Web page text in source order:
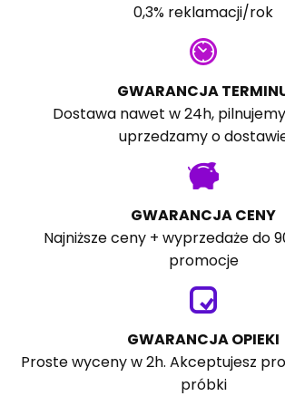
0,3% reklamacji/rok
GWARANCJA
Dostawa nawet w 24h,
uprzedzamy o
GWARANCJA CENY
Najniższe ceny + wyprzedaże do
promocje
GWARANCJA OPIEKI
Proste wyceny w 2h. Akceptujesz
próbki